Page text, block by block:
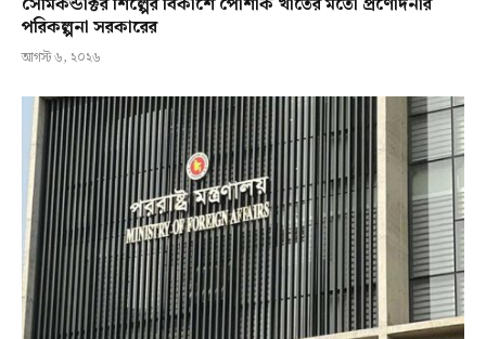
পরিকল্পনা সরকারের
আগস্ট ৬, ২০২৬